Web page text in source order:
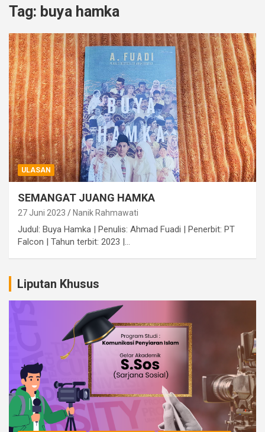
Tag: buya hamka
ULASAN
SEMANGAT JUANG HAMKA
27 Juni 2023 Nanik Rahmawati
Judul: Buya Hamka | Penulis: Ahmad Fuadi | Penerbit: PT
Falcon | Tahun terbit: 2023 |…
Liputan Khusus